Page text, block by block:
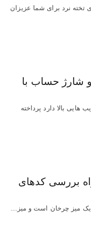
تخته نرد برای شما عزیزان
و شارژ حساب با
بالا دارد پرداخته
بررسی کدهای
یک میز چرخان است و میز…